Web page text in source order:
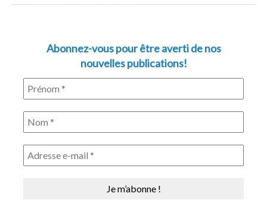
Abonnez-vous pour être averti de nos
nouvelles publications!